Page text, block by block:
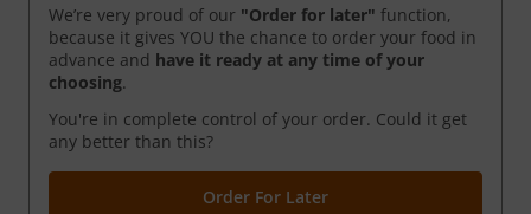
We’re very proud of our "Order for later" function,
because it gives YOU the chance to order your food in
advance and have it ready at any time of your
choosing.
You're in complete control of your order. Could it get
any better than this?
Order For Later